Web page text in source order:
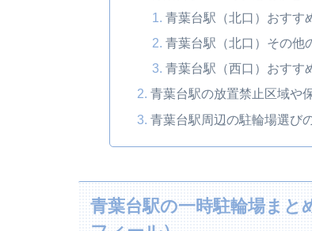
青葉台駅（北口）おすす
青葉台駅（北口）その他
青葉台駅（西口）おすす
青葉台駅の放置禁止区域や
青葉台駅周辺の駐輪場選び
青葉台駅の一時駐輪場まと